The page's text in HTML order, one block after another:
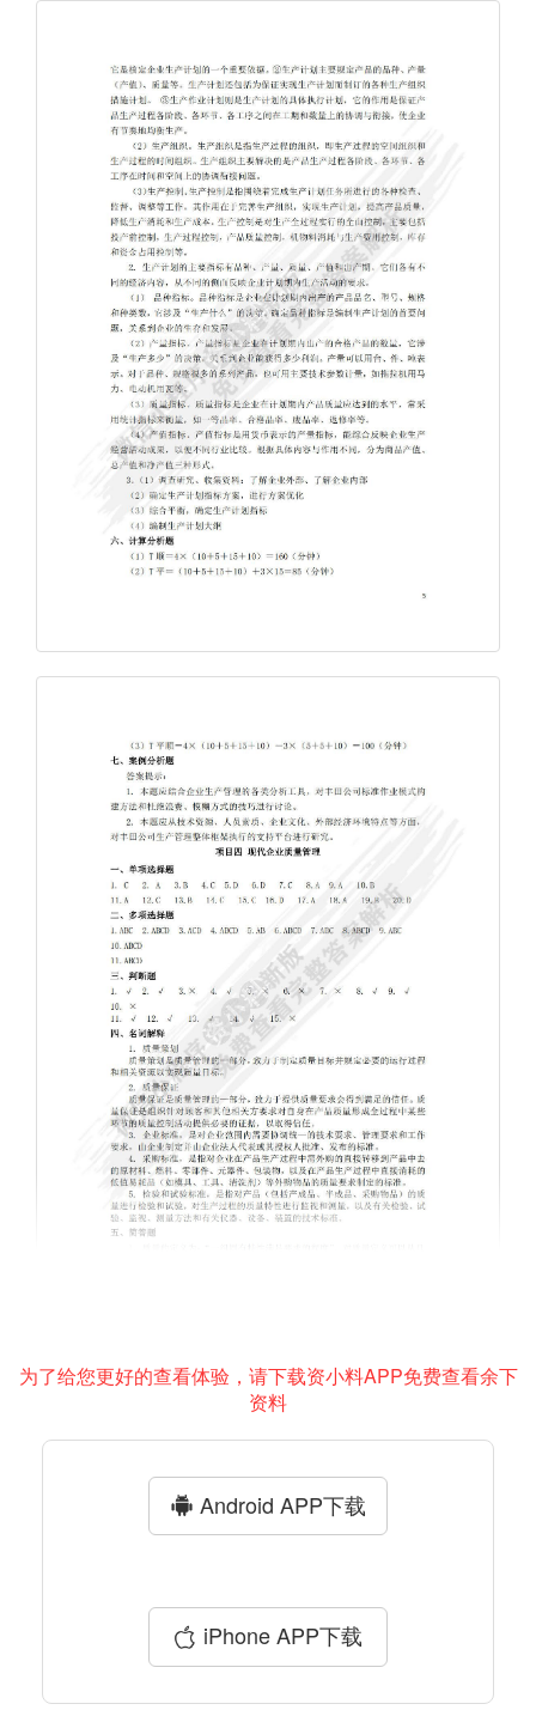
为了给您更好的查看体验，请下载资小料APP免费查看余下
资料
Android APP下载
iPhone APP下载